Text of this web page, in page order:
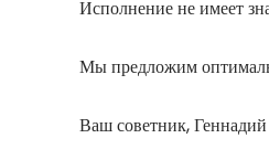
Исполнение не имеет
Мы предложим
Ваш советник, Геннадий